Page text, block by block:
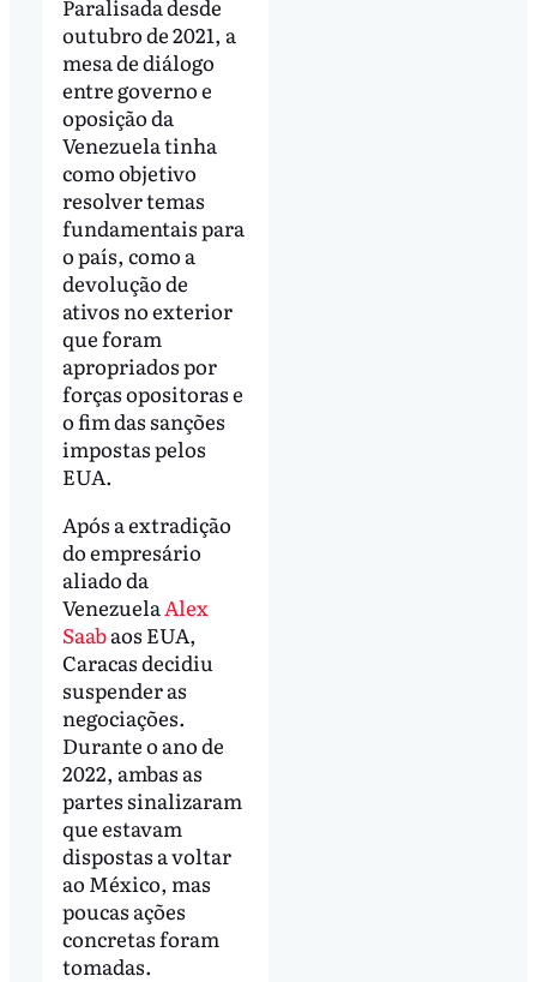
Paralisada desde
outubro de 2021, a
mesa de diálogo
entre governo e
oposição da
Venezuela tinha
como objetivo
resolver temas
fundamentais para
o país, como a
devolução de
ativos no exterior
que foram
apropriados por
forças opositoras e
o fim das sanções
impostas pelos
EUA.
Após a extradição
do empresário
aliado da
Venezuela Alex
Saabaos EUA,
Caracas decidiu
suspender as
negociações.
Durante o ano de
2022, ambas as
partes sinalizaram
que estavam
dispostas a voltar
ao México, mas
poucas ações
concretas foram
tomadas.